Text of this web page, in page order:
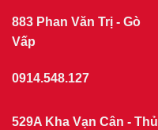
883 Phan Văn Trị - Gò
Vấp
0914.548.127
529A Kha Vạn Cân - Thủ